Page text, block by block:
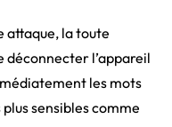
attaque, la toute
déconnecter l’appareil
les mots
sensibles comme